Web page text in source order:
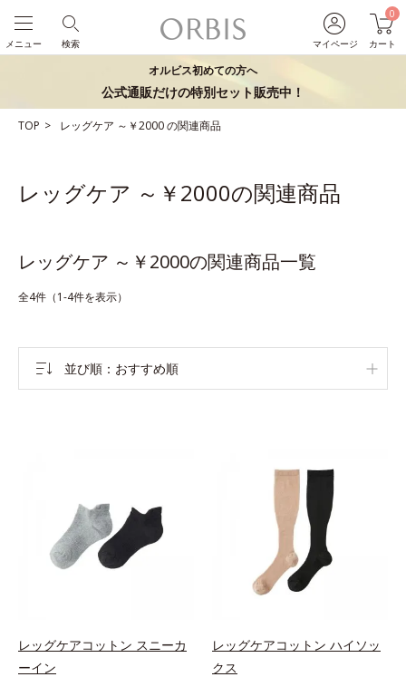
マイページ
0
カート
検索
メニュー
オルビス初めての方へ
公式通販だけの特別セット販売中！
TOP レッグケア ～￥2000の関連商品
レッグケア ～￥2000の関連商品
レッグケア ～￥2000の関連商品一覧
全4件（1-4件を表示）
並び順 おすすめ順
レッグケアコットン スニーカ
ーイン
レッグケアコットン ハイソッ
クス